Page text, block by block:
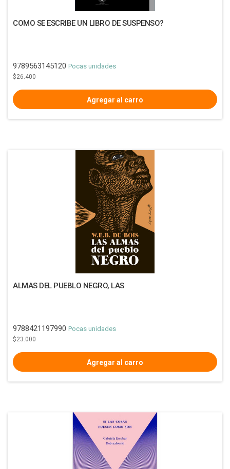
COMO SE ESCRIBE UN LIBRO DE SUSPENSO?
9789563145120 Pocas unidades
$26.400
ALMAS DEL PUEBLO NEGRO, LAS
9788421197990 Pocas unidades
$23.000